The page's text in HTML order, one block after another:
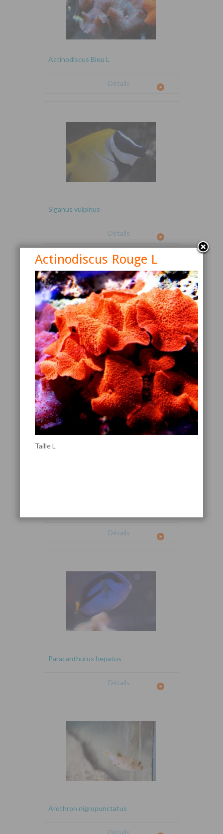
Actinodiscus Bleu L
Détails
Siganus vulpinus
Détails
Canthigaster valentini
Détails
Détails
Paracanthurus hepatus
Détails
Arothron nigropunctatus
Détails
Actinodiscus Rouge L
Taille L